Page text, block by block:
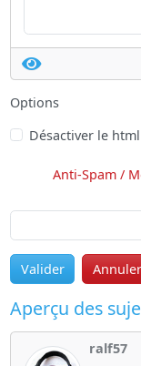
Options
Désactiver le
Anti-Spam /
Valider
Aperçu des
ralf57